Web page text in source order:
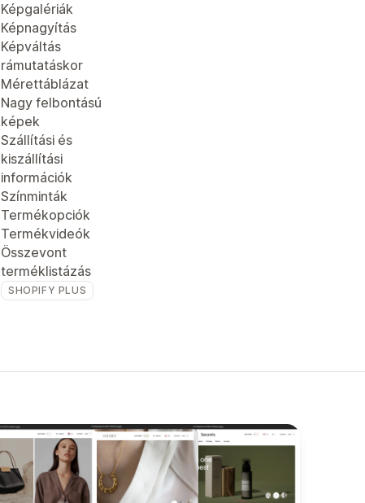
Képgalériák
Képnagyítás
Képváltás
rámutatáskor
Mérettáblázat
Nagy felbontású
képek
Szállítási és
kiszállítási
információk
Színminták
Termékopciók
Termékvideók
Összevont
terméklistázás
SHOPIFY PLUS